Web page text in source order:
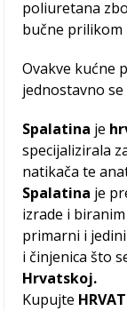
poliuretana
bučne prilikom
Ovakve kućne
jednostavno
Spalatina je
specijalizirala
natikača te
Spalatina je
izrade i
primarni i
i činjenica što
Hrvatskoj.
Kupujte